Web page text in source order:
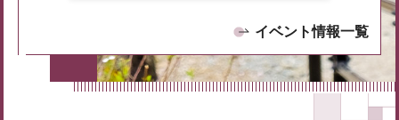
イベント情報一覧